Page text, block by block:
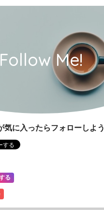
Follow Me!
気に入ったらフォローしよう
る